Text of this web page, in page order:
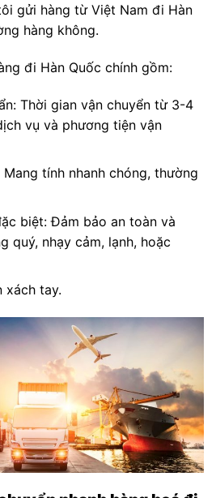
gửi hàng từ Việt Nam đi Hàn
hàng không.
đi Hàn Quốc chính gồm:
Thời gian vận chuyển từ 3-4
vụ và phương tiện vận
tính nhanh chóng, thường
biệt: Đảm bảo an toàn và
quý, nhạy cảm, lạnh, hoặc
xách tay.